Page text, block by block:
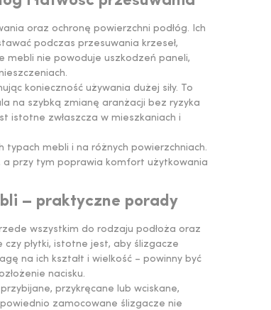
oraz ochronę powierzchni podłóg. Ich
podczas przesuwania krzeseł,
mebli nie powoduje uszkodzeń paneli,
konieczność używania dużej siły. To
na szybką zmianę aranżacji bez ryzyka
istotne zwłaszcza w mieszkaniach i
mebli i na różnych powierzchniach.
a przy tym poprawia komfort użytkowania
– praktyczne porady
wszystkim do rodzaju podłoża oraz
płytki, istotne jest, aby ślizgacze
na ich kształt i wielkość – powinny być
nacisku.
przykręcane lub wciskane,
zamocowane ślizgacze nie